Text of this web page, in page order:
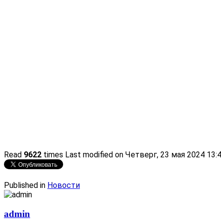
Read 9622 times Last modified on Четверг, 23 мая 2024
Published in Новости
admin